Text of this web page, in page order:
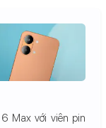
Max với viên pin